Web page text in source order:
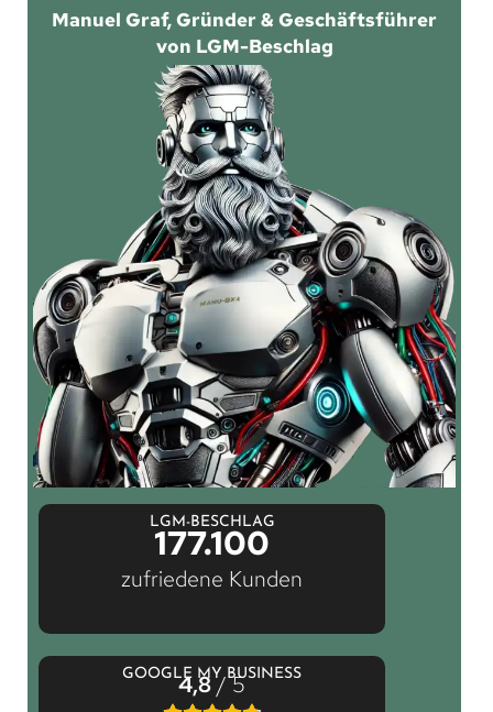
Manuel Graf, Gründer & Geschäftsführer
von LGM-Beschlag
LGM-BESCHLAG
177.100
zufriedene Kunden
GOOGLE MY BUSINESS
4,8/ 5